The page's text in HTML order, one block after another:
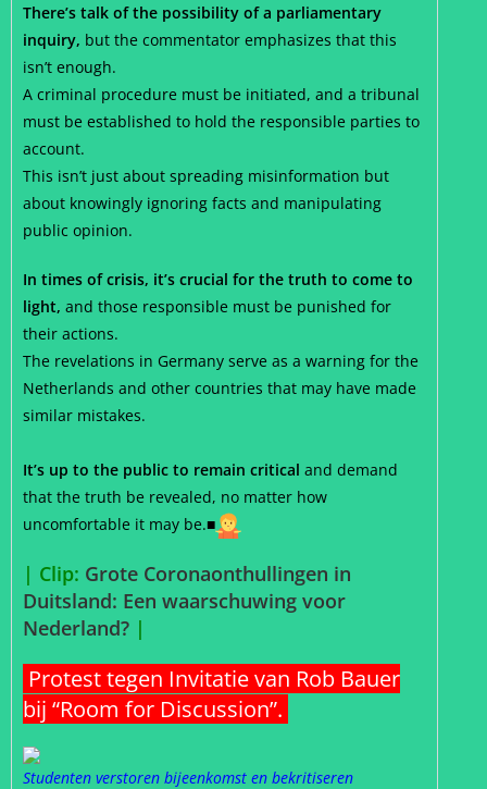
There’s talk of the possibility of a parliamentary
inquiry, but the commentator emphasizes that this
isn’t enough.
A criminal procedure must be initiated, and a tribunal
must be established to hold the responsible parties to
account.
This isn’t just about spreading misinformation but
about knowingly ignoring facts and manipulating
public opinion.
In times of crisis, it’s crucial for the truth to come to
light, and those responsible must be punished for
their actions.
The revelations in Germany serve as a warning for the
Netherlands and other countries that may have made
similar mistakes.
It’s up to the public to remain critical and demand
that the truth be revealed, no matter how
uncomfortable it may be.■
| Clip: Grote Coronaonthullingen in
Duitsland: Een waarschuwing voor
Nederland? |
Protest tegen Invitatie van Rob Bauer
bij “Room for Discussion”.
Studenten verstoren bijeenkomst en bekritiseren